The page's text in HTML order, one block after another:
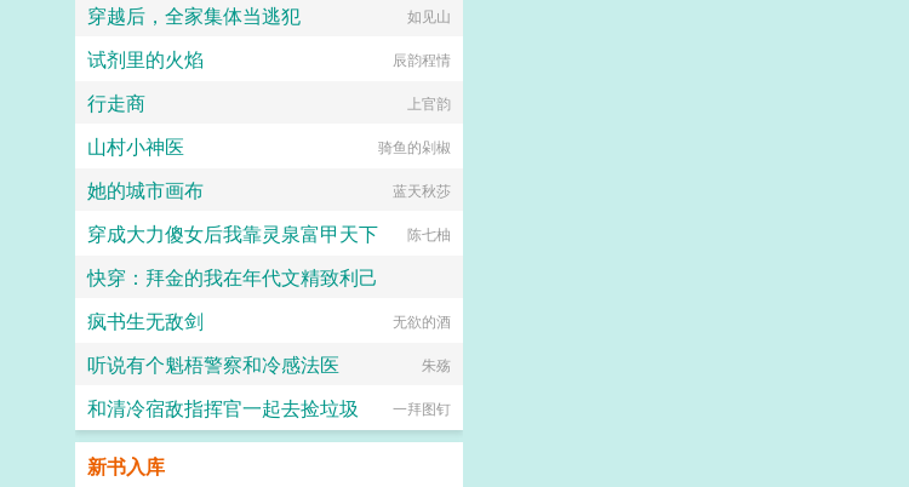
穿越后，全家集体当逃犯 如见山
试剂里的火焰 辰韵程情
行走商 上官韵
山村小神医 骑鱼的剁椒
她的城市画布 蓝天秋莎
穿成大力傻女后我靠灵泉富甲天下 陈七柚
快穿：拜金的我在年代文精致利己
楠楠的修仙梦
疯书生无敌剑 无欲的酒
听说有个魁梧警察和冷感法医 朱殇
和清冷宿敌指挥官一起去捡垃圾 一拜图钉
新书入库